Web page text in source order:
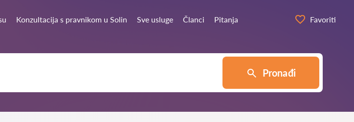
Konzultacija s pravnikom u Solin Sve usluge Članci Pitanja Favoriti
Pronađi